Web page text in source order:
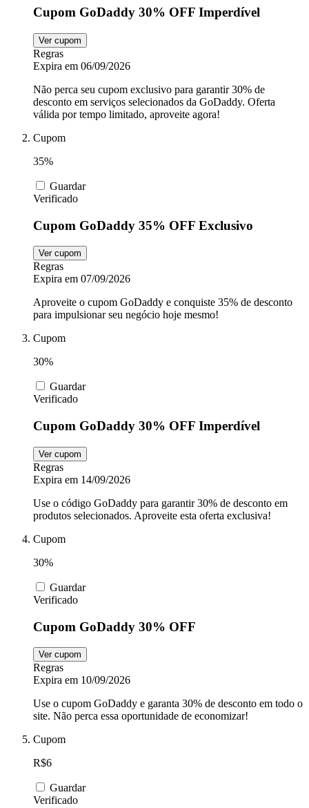
Insider
LG
Electrolux
departamento
Cupom GoDaddy 30% OFF Imperdível
Ver cupom
Regras
Expira em 06/09/2026
Não perca seu cupom exclusivo para garantir 30% de
desconto em serviços selecionados da GoDaddy. Oferta
válida por tempo limitado, aproveite agora!
Cupom
35%
Guardar
Verificado
Cupom GoDaddy 35% OFF Exclusivo
Ver cupom
Regras
Expira em 07/09/2026
Aproveite o cupom GoDaddy e conquiste 35% de desconto
para impulsionar seu negócio hoje mesmo!
Cupom
30%
Guardar
Verificado
Cupom GoDaddy 30% OFF Imperdível
Ver cupom
Regras
Expira em 14/09/2026
Use o código GoDaddy para garantir 30% de desconto em
produtos selecionados. Aproveite esta oferta exclusiva!
Cupom
30%
Guardar
Verificado
Cupom GoDaddy 30% OFF
Ver cupom
Regras
Expira em 10/09/2026
Use o cupom GoDaddy e garanta 30% de desconto em todo o
site. Não perca essa oportunidade de economizar!
Cupom
R$6
Guardar
Verificado